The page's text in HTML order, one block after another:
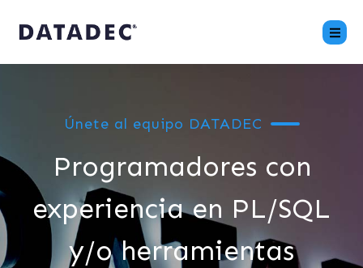
Únete al equipo DATADEC
Programadores con
experiencia en PL/SQL
y/o herramientas